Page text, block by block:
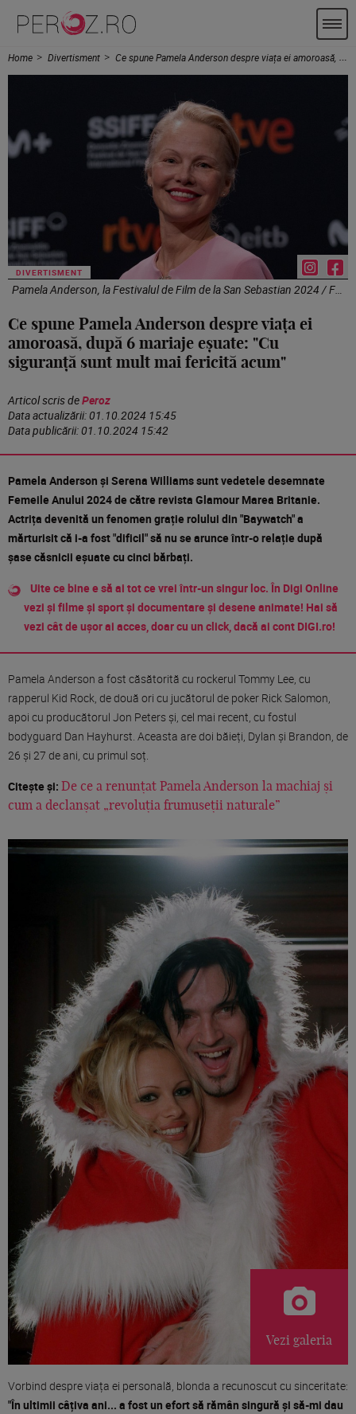
Home Divertisment Ce spune Pamela Anderson despre viața ei amoroasă, după 6 mariaje eșuate: "Cu siguranță sunt mult mai fericită acum"
DIVERTISMENT
Pamela Anderson, la Festivalul de Film de la San Sebastian 2024 / Foto: Profimedia
Ce spune Pamela Anderson despre viața ei
amoroasă, după 6 mariaje eșuate: "Cu
siguranță sunt mult mai fericită acum"
Articol scris dePeroz
Data actualizării:01.10.2024 15:45
Data publicării:01.10.2024 15:42
Pamela Anderson și Serena Williams sunt vedetele desemnate
Femeile Anului 2024 de către revista Glamour Marea Britanie.
Actrița devenită un fenomen grație rolului din "Baywatch" a
mărturisit că i-a fost "dificil" să nu se arunce într-o relație după
șase căsnicii eșuate cu cinci bărbați.
Uite ce bine e să ai tot ce vrei într-un singur loc. În Digi Online
vezi și filme și sport și documentare și desene animate! Hai să
vezi cât de ușor ai acces, doar cu un click, dacă ai cont DIGI.ro!
Pamela Anderson a fost căsătorită cu rockerul Tommy Lee, cu
rapperul Kid Rock, de două ori cu jucătorul de poker Rick Salomon,
apoi cu producătorul Jon Peters și, cel mai recent, cu fostul
bodyguard Dan Hayhurst. Aceasta are doi băieți, Dylan și Brandon, de
26 și 27 de ani, cu primul soț.
Citește și: De ce a renunțat Pamela Anderson la machiaj și
cum a declanșat „revoluția frumuseții naturale”
Vezi galeria
Vorbind despre viața ei personală, blonda a recunoscut cu sinceritate:
"În ultimii câțiva ani... a fost un efort să rămân singură și să-mi dau